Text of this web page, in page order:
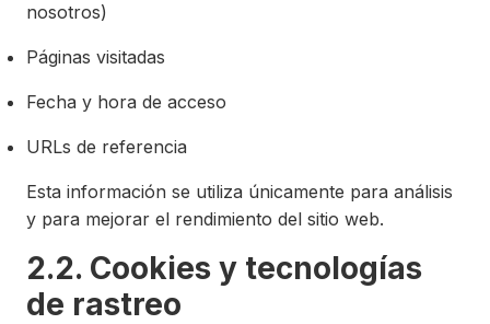
nosotros)
Páginas visitadas
Fecha y hora de acceso
URLs de referencia
Esta información se utiliza únicamente para análisis
y para mejorar el rendimiento del sitio web.
2.2. Cookies y tecnologías
de rastreo